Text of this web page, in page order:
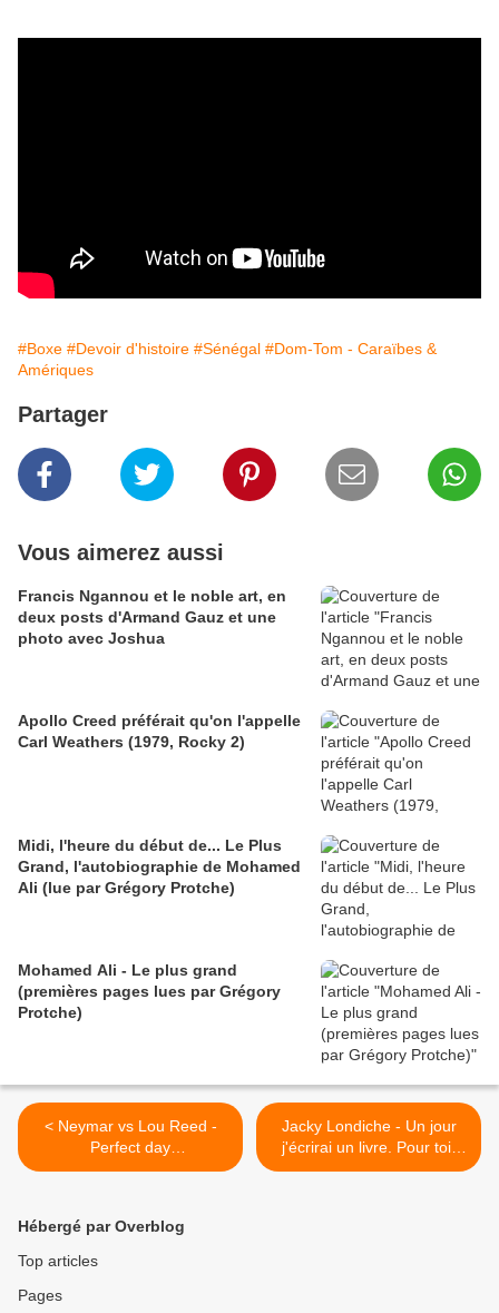
#Boxe #Devoir d'histoire #Sénégal #Dom-Tom - Caraïbes &
Amériques
Partager
Vous aimerez aussi
Francis Ngannou et le noble art, en
deux posts d'Armand Gauz et une
photo avec Joshua
Apollo Creed préférait qu'on l'appelle
Carl Weathers (1979, Rocky 2)
Midi, l'heure du début de... Le Plus
Grand, l'autobiographie de Mohamed
Ali (lue par Grégory Protche)
Mohamed Ali - Le plus grand
(premières pages lues par Grégory
Protche)
< Neymar vs Lou Reed -
Perfect day
(#superpositions)
Jacky Londiche - Un jour
j'écrirai un livre. Pour toi.
(Premières pages lues par
Hébergé par Overblog
Top articles
Pages